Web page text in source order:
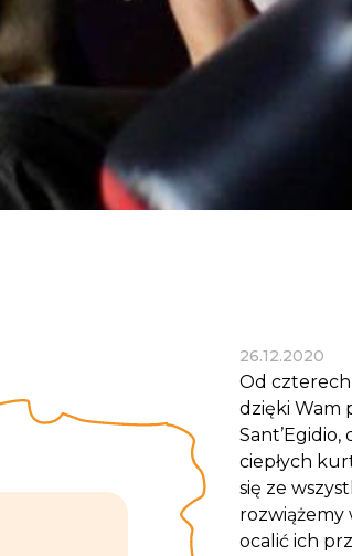
Warzywniak Charbela
Zrób zakupy u niewidomego Charbela i
wspieraj Głodnych
Sprawozdania
Zweryfikuj, w jaki
przekazane Darowizny
Kontakt
26.12.2020
Od
dzięki Wam
ciepłych
się ze
rozwiążemy
ocalić ich